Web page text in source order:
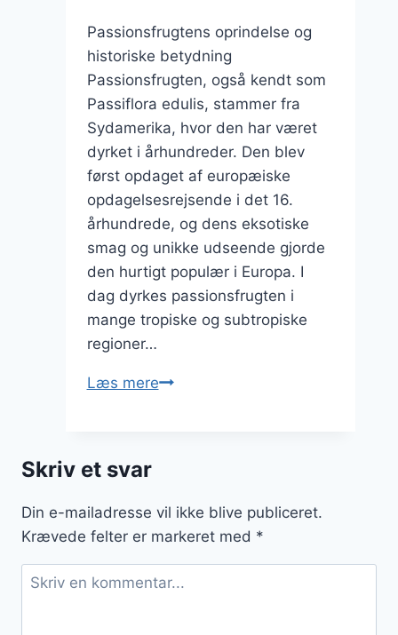
Passionsfrugtens oprindelse og
historiske betydning
Passionsfrugten, også kendt som
Passiflora edulis, stammer fra
Sydamerika, hvor den har været
dyrket i århundreder. Den blev
først opdaget af europæiske
opdagelsesrejsende i det 16.
århundrede, og dens eksotiske
smag og unikke udseende gjorde
den hurtigt populær i Europa. I
dag dyrkes passionsfrugten i
mange tropiske og subtropiske
regioner…
Læs merePassionsfrugt
Skriv et svar
Din e-mailadresse vil ikke blive publiceret.
Krævede felter er markeret med *